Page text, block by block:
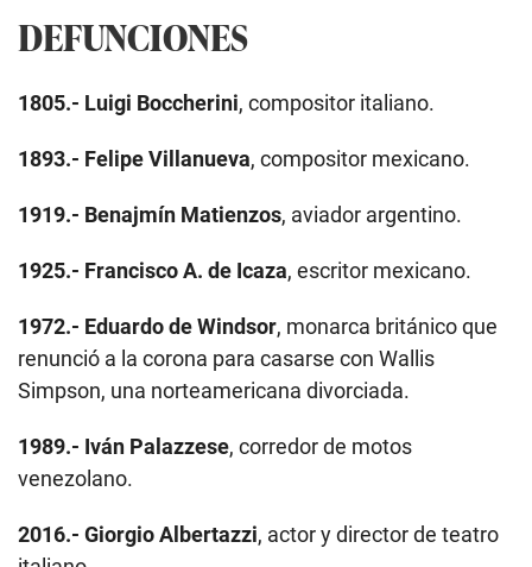
DEFUNCIONES
1805.- Luigi Boccherini, compositor italiano.
1893.- Felipe Villanueva, compositor mexicano.
1919.- Benajmín Matienzos, aviador argentino.
1925.- Francisco A. de Icaza, escritor mexicano.
1972.- Eduardo de Windsor, monarca británico que
renunció a la corona para casarse con Wallis
Simpson, una norteamericana divorciada.
1989.- Iván Palazzese, corredor de motos
venezolano.
2016.- Giorgio Albertazzi, actor y director de teatro